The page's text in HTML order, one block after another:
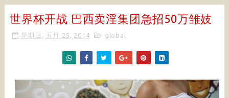
世界杯开战 巴西卖淫集团急招50万雏妓
星期日, 五月 25, 2014 global